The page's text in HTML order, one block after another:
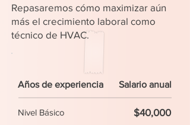
Repasaremos cómo maximizar aún
más el crecimiento laboral como
técnico de HVAC.
Años de experiencia Salario anual
Nivel Básico $40,000